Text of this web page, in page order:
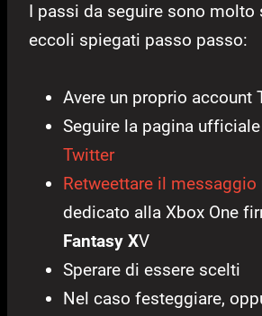
I passi da seguire sono molto
eccoli spiegati passo passo:
Avere un proprio account
Seguire la pagina ufficiale
Twitter
Retweettare il messaggio
dedicato alla Xbox One
Fantasy XV
Sperare di essere scelti
Nel caso festeggiare,